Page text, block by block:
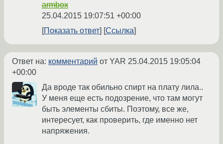
armbox
25.04.2015 19:07:51 +00:00
Показать ответ
Ссылка
Ответ на: комментарий от YAR 25.04.2015 19:05:04
+00:00
Да вроде так обильно спирт на плату лила..
У меня еще есть подозрение, что там могут
быть элементы сбиты. Поэтому, все же,
интересует, как проверить, где именно нет
напряжения.